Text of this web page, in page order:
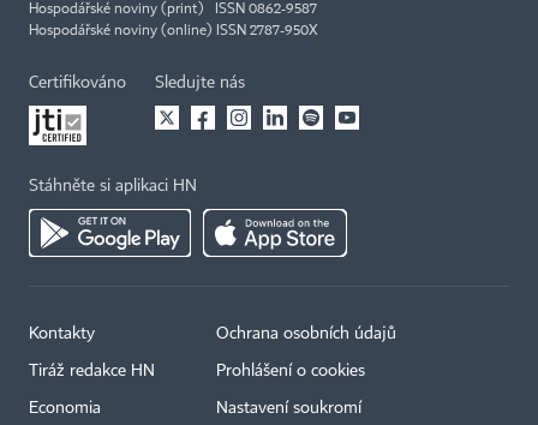
Hospodářské noviny (print) ISSN 0862-9587
Hospodářské noviny (online) ISSN 2787-950X
Certifikováno Sledujte nás
Stáhněte si aplikaci HN
Kontakty
Tiráž redakce HN
Economia
Ochrana osobních údajů
Prohlášení o cookies
Nastavení soukromí